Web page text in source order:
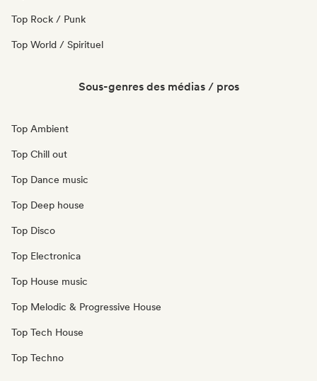
Top Rock / Punk
Top World / Spirituel
Sous-genres des médias / pros
Top Ambient
Top Chill out
Top Dance music
Top Deep house
Top Disco
Top Electronica
Top House music
Top Melodic & Progressive House
Top Tech House
Top Techno